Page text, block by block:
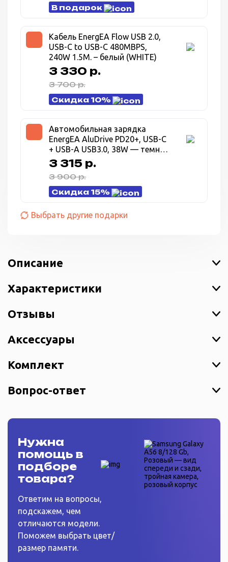
В подарок
Кабель EnergEA Flow USB 2.0,
USB-C to USB-C 480MBPS,
240W 1.5M. – белый (WHITE)
3 330 р.
3 700 р.
Скидка 10%
Автомобильная зарядка
EnergEA AluDrive PD20+, USB-C
+ USB-A USB3.0, 38W — темно
серый (Gunmetal)
3 315 р.
3 900 р.
Скидка 15%
Выбрать другие подарки
Описание
Характеристики
Отзывы
Аксессуары
Комплект
Вопрос-ответ
Нужна
помощь в
подборе
товара?
Ответим на вопросы,
подскажем, чем
отличаются модели.
Поможем выбрать цвет/
размер памяти.